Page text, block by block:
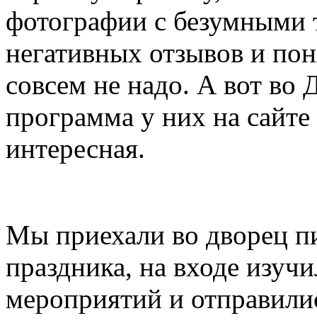
фотографии с безумными
негативных отзывов и
совсем не надо. А вот
программа у них на
интересная.
Мы приехали во дворец
праздника, на входе
мероприятий и